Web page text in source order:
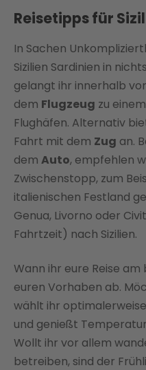
Reisetipps für
In Sachen
Sizilien Sardinien in
gelangt ihr innerhalb
dem Flugzeug zu
Flughäfen. Alternativ
Fahrt mit dem Zug an.
dem Auto, empfehlen
Zwischenstopp, zum
italienischen Festland
Genua, Livorno oder
Fahrtzeit) nach Sizilien.
Wann ihr eure Reise
euren Vorhaben ab.
wählt ihr
und genießt
Wollt ihr vor allem
betreiben, sind der